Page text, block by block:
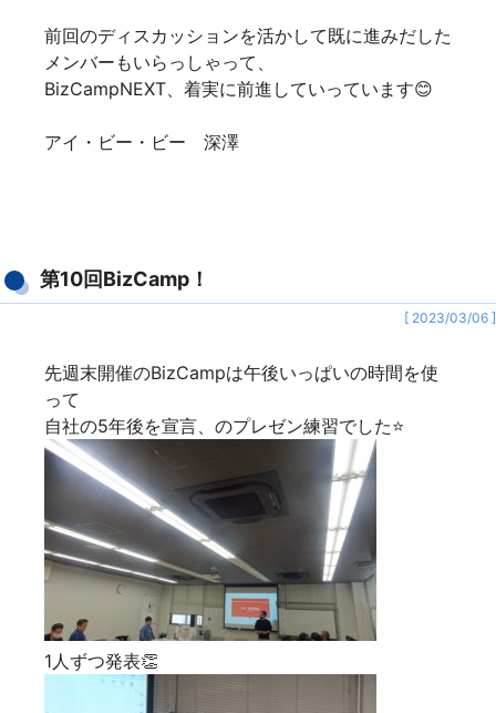
前回のディスカッションを活かして既に進みだした
メンバーもいらっしゃって、
BizCampNEXT、着実に前進していっています😊
アイ・ビー・ビー 深澤
第10回BizCamp！
[ 2023/03/06 ]
先週末開催のBizCampは午後いっぱいの時間を使
って
自社の5年後を宣言、のプレゼン練習でした⭐
1人ずつ発表👏